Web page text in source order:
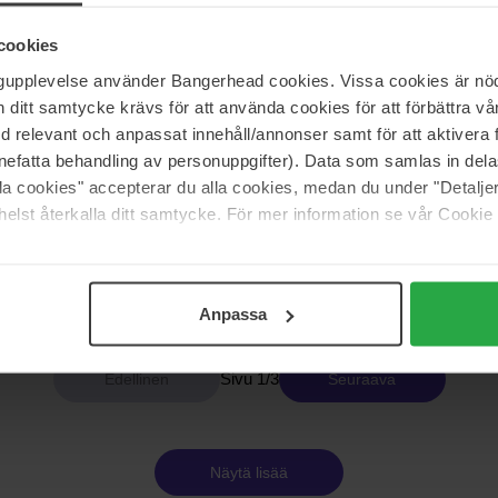
använder Bangerhead cookies. Vissa cookies är
ditt samtycke krävs för att använda cookies för att förbättra
relevant och anpassat innehåll/annonser samt för att aktivera
behandling av personuppgifter). Data som samlas in
cookies" accepterar du alla cookies, medan du under
återkalla ditt samtycke. För mer information se vår
Anpassa
Barrier Cream
34 €
Normaali hinta 38 €
Eye Awakening Gel
Klairs
Perfect Duo
41 €
Sivu 1/3 Seuraava
Näytä lisää